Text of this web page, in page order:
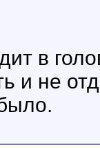
в
и не